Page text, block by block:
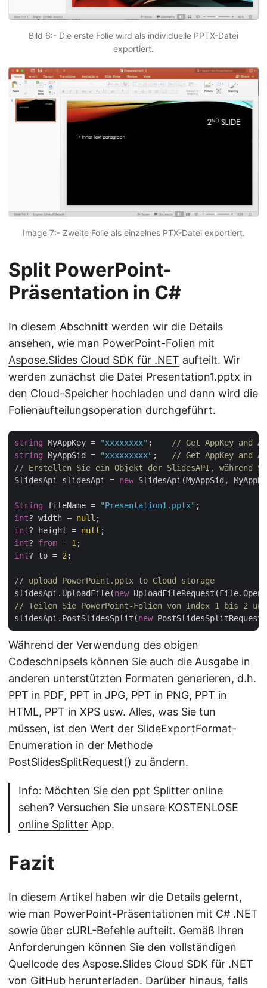
Bild 6:- Die erste Folie wird als individuelle PPTX-Datei
exportiert.
Image 7:- Zweite Folie als einzelnes PTX-Datei exportiert.
Split PowerPoint-
Präsentation in C#
In diesem Abschnitt werden wir die Details
ansehen, wie man PowerPoint-Folien mit
Aspose.Slides Cloud SDK für .NET aufteilt. Wir
werden zunächst die Datei Presentation1.pptx in
den Cloud-Speicher hochladen und dann wird die
Folienaufteilungsoperation durchgeführt.
string MyAppKey = "xxxxxxxx" ;
// Get AppKey and
string MyAppSid = "xxxxxxxxx" ;
// Get AppKey and
// Erstellen Sie ein Objekt der SlidesAPI, während
SlidesApi slidesApi = new SlidesApi(MyAppSid,
String fileName = "Presentation1.pptx"
int? width = null
int? height = null
int? from = 1
int? to = 2 ;
// upload PowerPoint.pptx to Cloud storage
slidesApi.UploadFile(new UploadFileRequest(File.Open(
// Teilen Sie PowerPoint-Folien von Index 1 bis 2 und
slidesApi.PostSlidesSplit(new
Während der Verwendung des obigen
Codeschnipsels können Sie auch die Ausgabe in
anderen unterstützten Formaten generieren, d.h.
PPT in PDF, PPT in JPG, PPT in PNG, PPT in
HTML, PPT in XPS usw. Alles, was Sie tun
müssen, ist den Wert der SlideExportFormat-
Enumeration in der Methode
PostSlidesSplitRequest() zu ändern.
Info: Möchten Sie den ppt Splitter online
sehen? Versuchen Sie unsere KOSTENLOSE
online Splitter App.
Fazit
In diesem Artikel haben wir die Details gelernt,
wie man PowerPoint-Präsentationen mit C# .NET
sowie über cURL-Befehle aufteilt. Gemäß Ihren
Anforderungen können Sie den vollständigen
Quellcode des Aspose.Slides Cloud SDK für .NET
von GitHub herunterladen. Darüber hinaus, falls